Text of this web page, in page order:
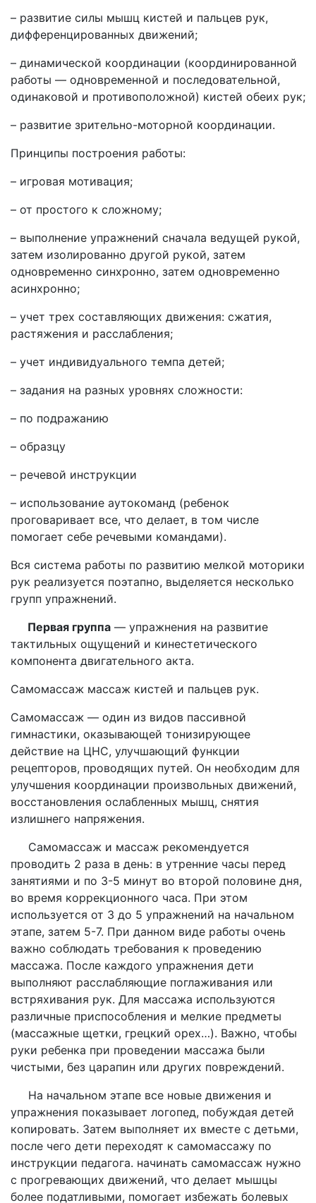
– развитие силы мышц кистей и пальцев рук,
дифференцированных движений;
– динамической координации (координированной
работы — одновременной и последовательной,
одинаковой и противоположной) кистей обеих рук;
– развитие зрительно-моторной координации.
Принципы построения работы:
– игровая мотивация;
– от простого к сложному;
– выполнение упражнений сначала ведущей рукой,
затем изолированно другой рукой, затем
одновременно синхронно, затем одновременно
асинхронно;
– учет трех составляющих движения: сжатия,
растяжения и расслабления;
– учет индивидуального темпа детей;
– задания на разных уровнях сложности:
– по подражанию
– образцу
– речевой инструкции
– использование аутокоманд (ребенок
проговаривает все, что делает, в том числе
помогает себе речевыми командами).
Вся система работы по развитию мелкой моторики
рук реализуется поэтапно, выделяется несколько
групп упражнений.
Первая группа — упражнения на развитие
тактильных ощущений и кинестетического
компонента двигательного акта.
Самомассаж массаж кистей и пальцев рук.
Самомассаж — один из видов пассивной
гимнастики, оказывающей тонизирующее
действие на ЦНС, улучшающий функции
рецепторов, проводящих путей. Он необходим для
улучшения координации произвольных движений,
восстановления ослабленных мышц, снятия
излишнего напряжения.
Самомассаж и массаж рекомендуется
проводить 2 раза в день: в утренние часы перед
занятиями и по 3-5 минут во второй половине дня,
во время коррекционного часа. При этом
используется от 3 до 5 упражнений на начальном
этапе, затем 5-7. При данном виде работы очень
важно соблюдать требования к проведению
массажа. После каждого упражнения дети
выполняют расслабляющие поглаживания или
встряхивания рук. Для массажа используются
различные приспособления и мелкие предметы
(массажные щетки, грецкий орех…). Важно, чтобы
руки ребенка при проведении массажа были
чистыми, без царапин или других повреждений.
На начальном этапе все новые движения и
упражнения показывает логопед, побуждая детей
копировать. Затем выполняет их вместе с детьми,
после чего дети переходят к самомассажу по
инструкции педагога. начинать самомассаж нужно
с прогревающих движений, что делает мышцы
более податливыми, помогает избежать болевых